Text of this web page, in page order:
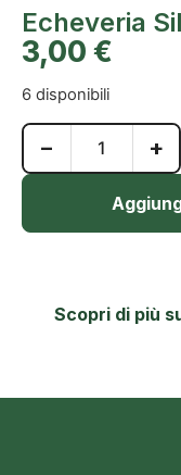
Echeveria
3,00 €
6 disponibili
− +
Scopri di più